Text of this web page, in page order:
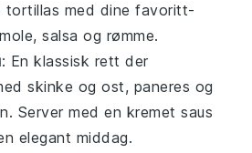
tortillas med dine favoritt-
salsa og rømme.
: En klassisk rett der
skinke og ost, paneres og
Server med en kremet saus
elegant middag.